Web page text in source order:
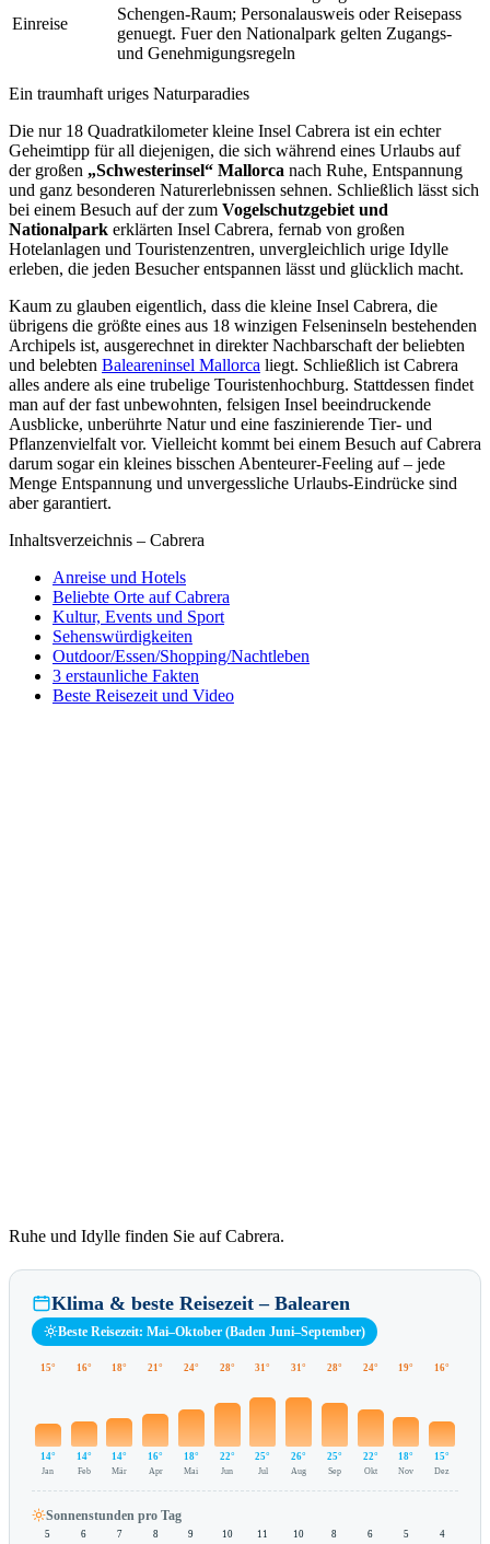
Einreise
Schengen-Raum; Personalausweis oder Reisepass
genuegt. Fuer den Nationalpark gelten Zugangs-
und Genehmigungsregeln
Ein traumhaft uriges Naturparadies
Die nur 18 Quadratkilometer kleine Insel Cabrera ist ein echter
Geheimtipp für all diejenigen, die sich während eines Urlaubs auf
der großen „Schwesterinsel“ Mallorca nach Ruhe, Entspannung
und ganz besonderen Naturerlebnissen sehnen. Schließlich lässt sich
bei einem Besuch auf der zum Vogelschutzgebiet und
Nationalpark erklärten Insel Cabrera, fernab von großen
Hotelanlagen und Touristenzentren, unvergleichlich urige Idylle
erleben, die jeden Besucher entspannen lässt und glücklich macht.
Kaum zu glauben eigentlich, dass die kleine Insel Cabrera, die
übrigens die größte eines aus 18 winzigen Felseninseln bestehenden
Archipels ist, ausgerechnet in direkter Nachbarschaft der beliebten
und belebten Baleareninsel Mallorca liegt. Schließlich ist Cabrera
alles andere als eine trubelige Touristenhochburg. Stattdessen findet
man auf der fast unbewohnten, felsigen Insel beeindruckende
Ausblicke, unberührte Natur und eine faszinierende Tier- und
Pflanzenvielfalt vor. Vielleicht kommt bei einem Besuch auf Cabrera
darum sogar ein kleines bisschen Abenteurer-Feeling auf – jede
Menge Entspannung und unvergessliche Urlaubs-Eindrücke sind
aber garantiert.
Inhaltsverzeichnis – Cabrera
Anreise und Hotels
Beliebte Orte auf Cabrera
Kultur, Events und Sport
Sehenswürdigkeiten
Outdoor/Essen/Shopping/Nachtleben
3 erstaunliche Fakten
Beste Reisezeit und Video
Ruhe und Idylle finden Sie auf Cabrera.
Klima & beste Reisezeit – Balearen
Beste Reisezeit: Mai–Oktober (Baden Juni–September)
15°
14°
Jan
16°
14°
Feb
18°
14°
Mär
21°
16°
Apr
24°
18°
Mai
28°
22°
Jun
31°
25°
Jul
31°
26°
Aug
28°
25°
Sep
24°
22°
Okt
19°
18°
Nov
16°
15°
Dez
Sonnenstunden pro Tag
5 6 7 8 9 10 11 10 8 6 5 4